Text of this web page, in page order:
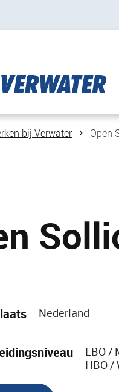
bij Verwater Open
Nederland
LBO /
HBO /